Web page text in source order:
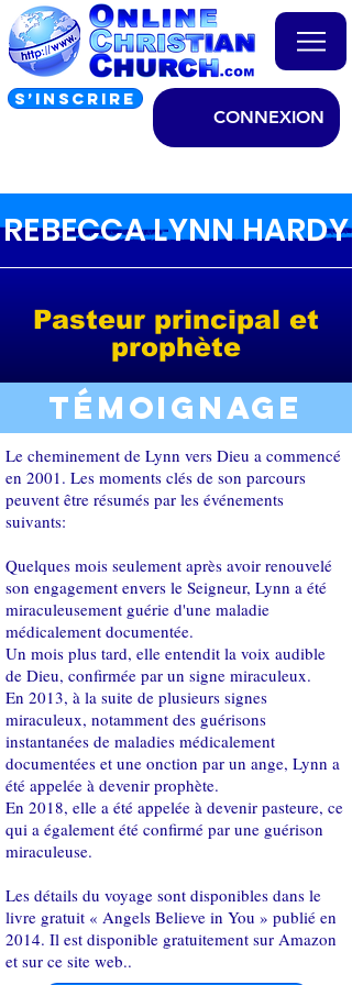
S’INSCRIRE
CONNEXION
REBECCA LYNN HARDY
Pasteur principal et
prophète
Témoignage
Le cheminement de Lynn vers Dieu a commencé
en 2001. Les moments clés de son parcours
peuvent être résumés par les événements
suivants:
Quelques mois seulement après avoir renouvelé
son engagement envers le Seigneur, Lynn a été
miraculeusement guérie d'une maladie
médicalement documentée.
Un mois plus tard, elle entendit la voix audible
de Dieu, confirmée par un signe miraculeux.
En 2013, à la suite de plusieurs signes
miraculeux, notamment des guérisons
instantanées de maladies médicalement
documentées et une onction par un ange, Lynn a
été appelée à devenir prophète.
En 2018, elle a été appelée à devenir pasteure, ce
qui a également été confirmé par une guérison
miraculeuse.
Les détails du voyage sont disponibles dans le
livre gratuit « Angels Believe in You » publié en
2014. Il est disponible gratuitement sur Amazon
et sur ce site web..​